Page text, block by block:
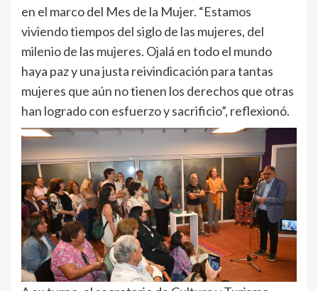
en el marco del Mes de la Mujer. “Estamos
viviendo tiempos del siglo de las mujeres, del
milenio de las mujeres. Ojalá en todo el mundo
haya paz y una justa reivindicación para tantas
mujeres que aún no tienen los derechos que otras
han logrado con esfuerzo y sacrificio”, reflexionó.